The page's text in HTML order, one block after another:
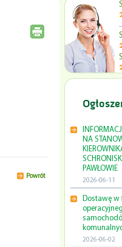
Powrót
NA
PAWŁOWIE
2026-06-11
Dostawę w
2026-06-02